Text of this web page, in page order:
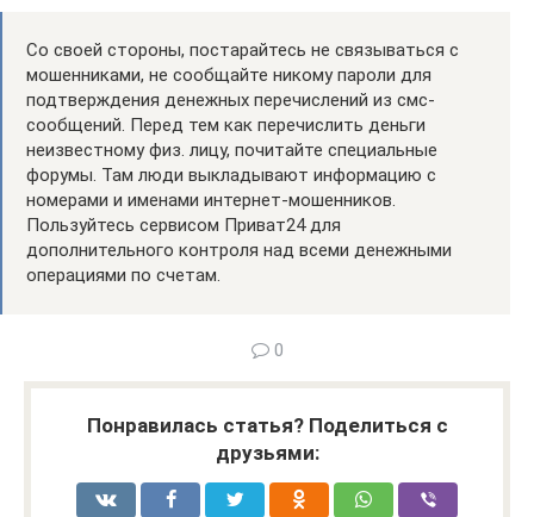
Со своей стороны, постарайтесь не связываться с
мошенниками, не сообщайте никому пароли для
подтверждения денежных перечислений из смс-
сообщений. Перед тем как перечислить деньги
неизвестному физ. лицу, почитайте специальные
форумы. Там люди выкладывают информацию с
номерами и именами интернет-мошенников.
Пользуйтесь сервисом Приват24 для
дополнительного контроля над всеми денежными
операциями по счетам.
0
Понравилась статья? Поделиться с
друзьями: